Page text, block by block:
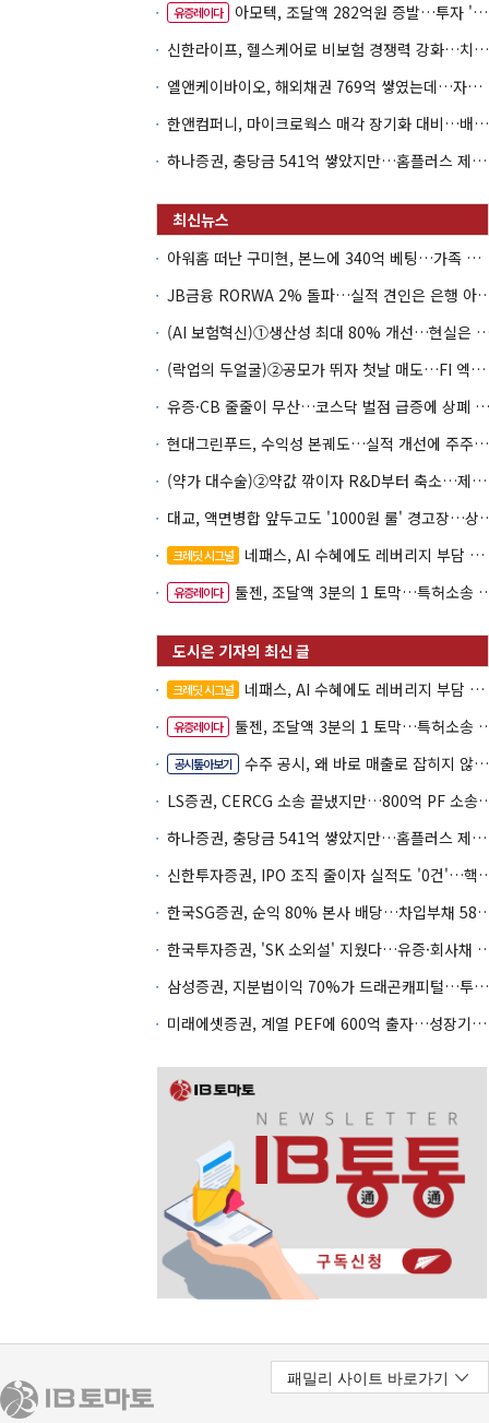
유증레이다
아모텍, 조달액 282억원 증발…투자 '속도 조절' 불가피
신한라이프, 헬스케어로 비보험 경쟁력 강화…치매·간병 공략
엘앤케이바이오, 해외채권 769억 쌓였는데…자회사 4곳 자본잠식
한앤컴퍼니, 마이크로웍스 매각 장기화 대비…배당 회수판 깔았다
하나증권, 충당금 541억 쌓았지만…홈플러스 제재는 추가 비용 불씨
아워홈 떠난 구미현, 본느에 340억 베팅…가족 지배체제 구축
JB금융 RORWA 2% 돌파…실
(AI 보험혁신)①생산성 최대 80%
(락업의 두얼굴)②공모가 뛰자 첫날 매도…FI 엑시트 전략 갈렸다
유증·CB 줄줄이 무산…코스닥 벌점 급증에 상폐 압박
현대그린푸드, 수익성 본궤도…실적 개선에 주주환원까지
(약가 대수술)②약값 깎이자 R&D부터 축소…제약업계 비상경영 돌입
대교, 액면병합 앞두고
크레딧 시그널 네패스, AI 수혜에도 레버리지 부담 여전
유증레이다 툴젠, 조달액 3분의 1 토막…특허소송 비용부터 챙긴다
크레딧 시그널 네패스, AI 수혜에도 레버리지 부담 여전
유증레이다 툴젠, 조달액 3분의 1 토막…특허소송 비용부터 챙긴다
공시톺아보기
수주 공시, 왜 바로 매출로 잡히지 않을까
LS증권, CERCG 소송 끝
하나증권, 충당금 541억 쌓았지만…홈플러스 제재는 추가 비용 불씨
신한투자증권, IPO 조직 줄
한국SG증권, 순익 80% 본사
한국투자증권, 'SK 소외설' 지웠
삼성증권, 지분법이익 70%가 드래곤캐피털…투자 편중 심화
미래에셋증권, 계열 PEF에 600억 출자…성장기업 투자 '잰걸음'